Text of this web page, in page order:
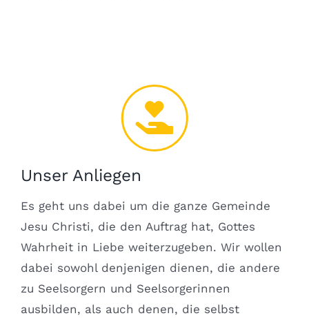
Unser Anliegen
Es geht uns dabei um die ganze Gemeinde
Jesu Christi, die den Auftrag hat, Gottes
Wahrheit in Liebe weiterzugeben. Wir wollen
dabei sowohl denjenigen dienen, die andere
zu Seelsorgern und Seelsorgerinnen
ausbilden, als auch denen, die selbst